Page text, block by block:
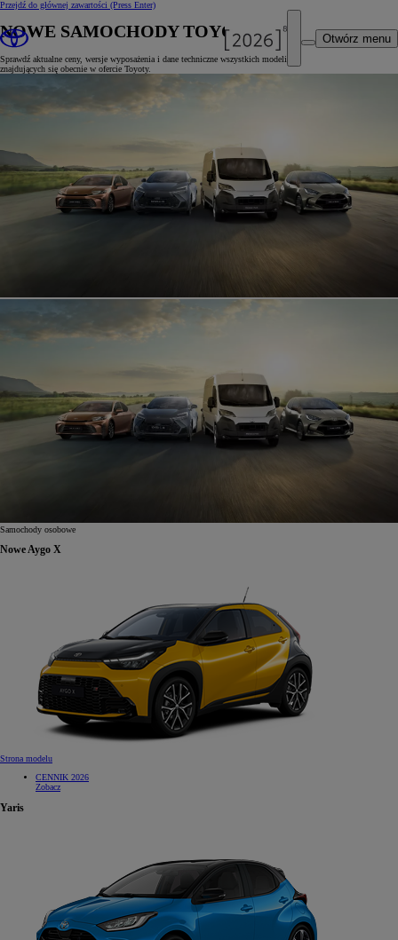
Przejdź do głównej zawartości (Press Enter)
Otwórz menu
NOWE SAMOCHODY TOYOTY
Sprawdź aktualne ceny, wersje wyposażenia i dane techniczne wszystkich modeli
znajdujących się obecnie w ofercie Toyoty.
Samochody osobowe
Nowe Aygo X
Strona modelu
CENNIK 2026
Zobacz
Yaris